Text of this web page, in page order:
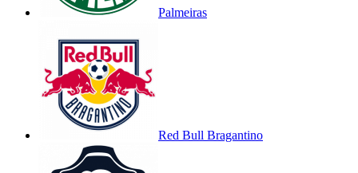
Palmeiras
Red Bull Bragantino